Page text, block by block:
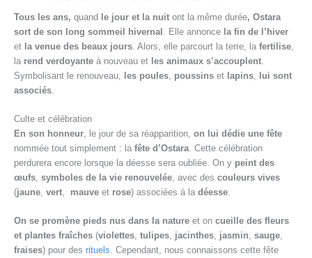
Tous les ans, quand le jour et la nuit ont la même durée, Ostara
sort de son long sommeil hivernal . Elle annonce la fin de l’hiver
et la venue des beaux jours . Alors, elle parcourt la terre, la fertilise
la rend verdoyante à nouveau et les animaux s’accouplent
Symbolisant le renouveau, les poules poussins et lapins lui sont
associés
Culte et célébration
En son honneur , le jour de sa réapparition, on lui dédie une fête
nommée tout simplement : la fête d’Ostara . Cette célébration
perdurera encore lorsque la déesse sera oubliée. On y peint des
œufs symboles de la vie renouvelée , avec des couleurs vives
(jaune vert mauve et rose) associées à la déesse
On se promène pieds nus dans la nature et on cueille des fleurs
et plantes fraîches (violettes, tulipes, jacinthes, jasmin, sauge,
fraises) pour des rituels. Cependant, nous connaissons cette fête